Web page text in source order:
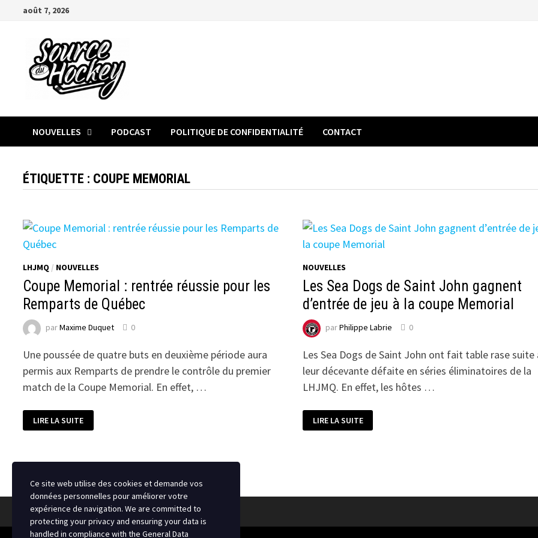
Passeraoût 7, 2026
NOUVELLES PODCAST POLITIQUE DE CONFIDENTIALITÉ CONTACT
ÉTIQUETTE : COUPE MEMORIAL
LHJMQ / NOUVELLES
Coupe Memorial : rentrée réussie pour les
Remparts de Québec
parMaxime Duquet 0
Une poussée de quatre buts en deuxième période aura
permis aux Remparts de prendre le contrôle du premier
match de la Coupe Memorial. En effet, …
MEMORIAL
:
LES
DE
QUÉBEC
LIRE LA SUITE
NOUVELLES
Les Sea Dogs de Saint John gagnent
d’entrée de jeu à la coupe Memorial
parPhilippe Labrie 0
Les Sea Dogs de Saint John ont fait table rase suite
leur décevante défaite en séries éliminatoires de la
LHJMQ. En effet, les hôtes …
SEA
DOGS
À
MEMORIAL
LIRE LA SUITE
Ce site web utilise des cookies et demande vos
données personnelles pour améliorer votre
expérience de navigation. We are committed to
protecting your privacy and ensuring your data is
handled in compliance with the General Data